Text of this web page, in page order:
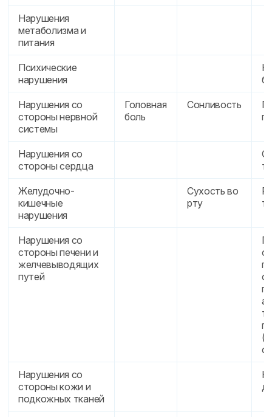
Нарушения
метаболизма и
питания
Психические
нарушения
Нарушения со
стороны нервной
системы
Головная
боль
Сонливость
Нарушения со
стороны сердца
Желудочно-
кишечные
нарушения
Сухость во
рту
Нарушения со
стороны печени и
желчевыводящих
путей
Нарушения со
стороны кожи и
подкожных тканей